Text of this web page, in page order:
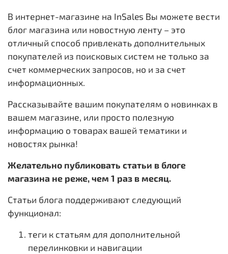
В интернет-магазине на InSales Вы можете вести
блог магазина или новостную ленту – это
отличный способ привлекать дополнительных
покупателей из поисковых систем не только за
счет коммерческих запросов, но и за счет
информационных.
Рассказывайте вашим покупателям о новинках в
вашем магазине, или просто полезную
информацию о товарах вашей тематики и
новостях рынка!
Желательно публиковать статьи в блоге
магазина не реже, чем 1 раз в месяц.
Статьи блога поддерживают следующий
функционал:
теги к статьям для дополнительной
перелинковки и навигации